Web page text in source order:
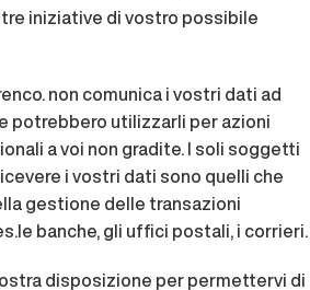
iniziative di vostro possibile
non comunica i vostri dati ad
potrebbero utilizzarli per azioni
a voi non gradite. I soli soggetti
i vostri dati sono quelli che
gestione delle transazioni
banche, gli uffici postali, i corrieri.
disposizione per permettervi di